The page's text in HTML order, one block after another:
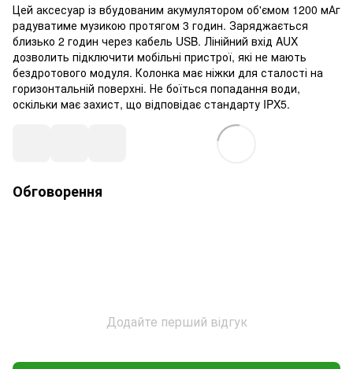
Цей аксесуар із вбудованим акумулятором об'ємом 1200 мАг
радуватиме музикою протягом 3 годин. Заряджається
близько 2 годин через кабель USB. Лінійний вхід AUX
дозволить підключити мобільні пристрої, які не мають
бездротового модуля. Колонка має ніжки для сталості на
горизонтальній поверхні. Не боїться попадання води,
оскільки має захист, що відповідає стандарту IPX5.
Обговорення
Додайте перший відгук